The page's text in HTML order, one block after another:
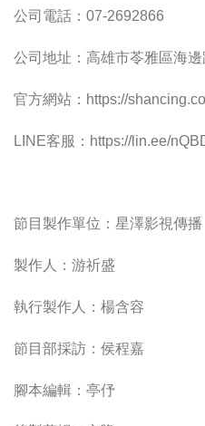
公司電話：07-2692866
公司地址：高雄市苓雅區海
官方網站：https://
LINE客服：https://lin.ee/
節目製作單位：星澤影視傳播
製作人：游祈盛
執行製作人：楊含容
節目部採訪：侯程嘉
腳本編輯：亭伃